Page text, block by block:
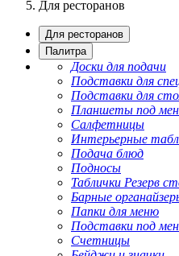
Для ресторанов
Для ресторанов
Палитра
Доски для подачи
Подставки для
Подставки для
Планшеты под
Салфетницы
Интерьерные
Подача блюд
Подносы
Таблички Резерв
Барные
Папки для меню
Подставки под
Счетницы